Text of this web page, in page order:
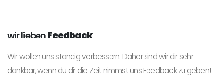
wir liebenFeedback
Wir wollen uns ständig verbessern. Daher sind wir dir sehr
dankbar, wenn du dir die Zeit nimmst uns Feedback zu geben!